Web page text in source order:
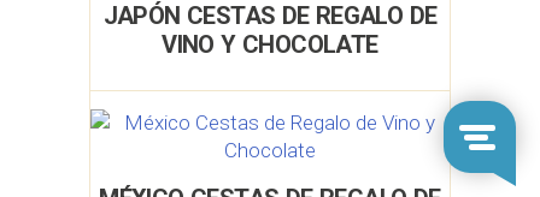
JAPÓN CESTAS DE REGALO DE
VINO Y CHOCOLATE